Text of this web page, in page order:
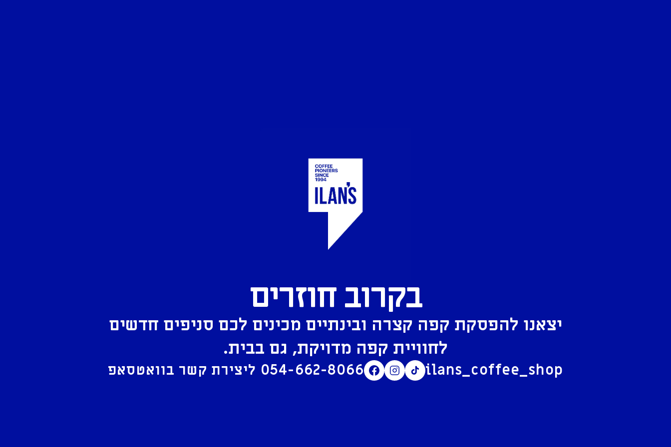
בקרוב חוזרים
יצאנו להפסקת קפה קצרה ובינתיים מכינים לכם סניפים חדשים
לחוויית קפה מדויקת, גם בבית.
054-662-8066 ilans_coffee_shop